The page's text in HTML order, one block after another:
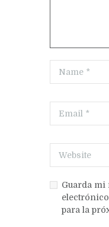
Guarda mi
para la